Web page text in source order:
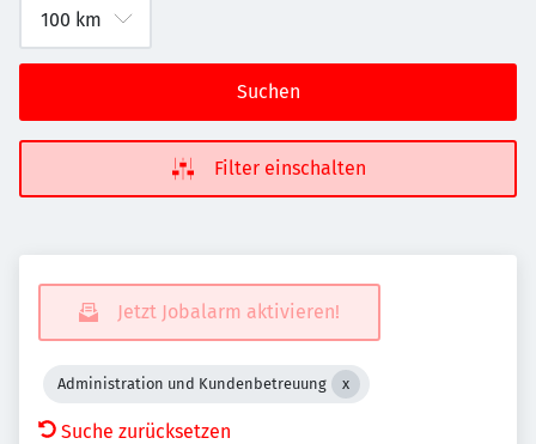
Suchen
Filter einschalten
Jetzt Jobalarm aktivieren!
Administration und Kundenbetreuung
Suche zurücksetzen